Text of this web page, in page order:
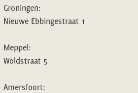
Groningen:
Nieuwe Ebbingestraat 1
Meppel:
Woldstraat 5
Amersfoort: